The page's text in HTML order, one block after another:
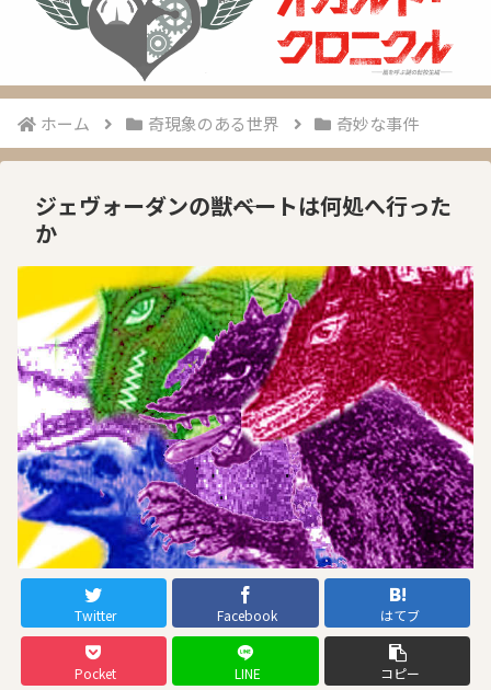
ホーム 奇現象のある世界 奇妙な事件
ジェヴォーダンの獣――ベートは何処へ行った
か
Twitter Facebook はてブ
Pocket LINE コピー